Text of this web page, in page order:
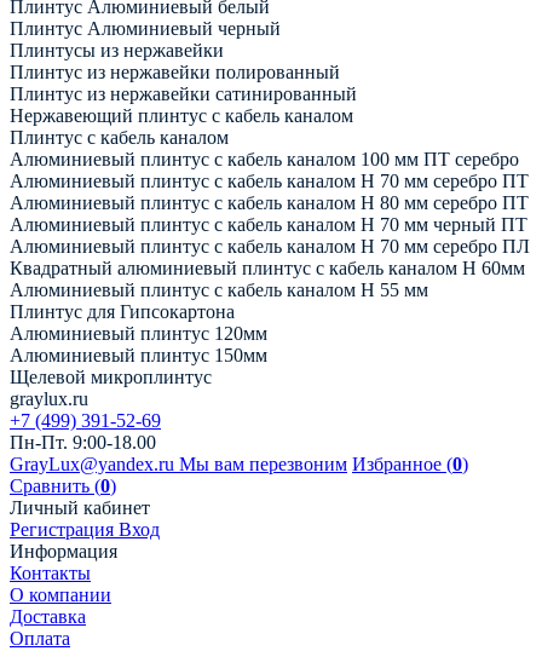
Плинтус Алюминиевый белый
Плинтус Алюминиевый черный
Плинтусы из нержавейки
Плинтус из нержавейки полированный
Плинтус из нержавейки сатинированный
Нержавеющий плинтус с кабель каналом
Плинтус с кабель каналом
Алюминиевый плинтус с кабель каналом 100 мм ПТ серебро
Алюминиевый плинтус с кабель каналом H 70 мм серебро ПТ
Алюминиевый плинтус с кабель каналом H 80 мм серебро ПТ
Алюминиевый плинтус с кабель каналом H 70 мм черный ПТ
Алюминиевый плинтус с кабель каналом H 70 мм серебро ПЛ
Квадратный алюминиевый плинтус с кабель каналом H 60мм
Алюминиевый плинтус с кабель каналом H 55 мм
Плинтус для Гипсокартона
Алюминиевый плинтус 120мм
Алюминиевый плинтус 150мм
Щелевой микроплинтус
graylux.ru
+7 (499) 391-52-69
Пн-Пт. 9:00-18.00
GrayLux@yandex.ru Мы вам перезвоним Избранное (0)
Сравнить (0)
Личный кабинет
Регистрация Вход
Информация
Контакты
О компании
Доставка
Оплата